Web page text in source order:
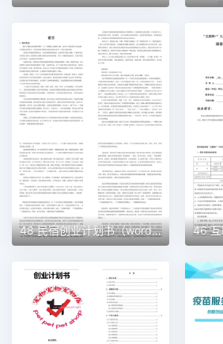
48 民宿创业计划书（word＋ppt配套）创业计划书word模板